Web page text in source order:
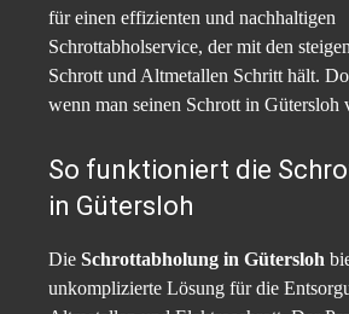
für einen effizienten und nachhaltigen
Schrottabholservice, der mit den
Schrott und Altmetallen Schritt hält.
wenn man seinen Schrott in Gütersloh
So funktioniert die
in Gütersloh
Die Schrottabholung in Gütersloh
unkomplizierte Lösung für die